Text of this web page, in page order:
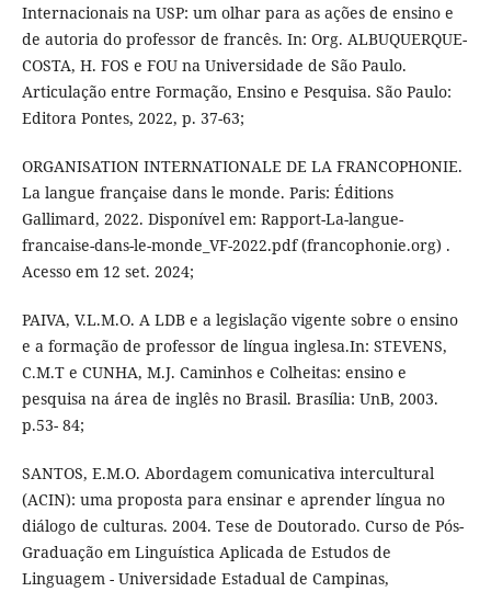
Internacionais na USP: um olhar para as ações de ensino e
de autoria do professor de francês. In: Org. ALBUQUERQUE-
COSTA, H. FOS e FOU na Universidade de São Paulo.
Articulação entre Formação, Ensino e Pesquisa. São Paulo:
Editora Pontes, 2022, p. 37-63;
ORGANISATION INTERNATIONALE DE LA FRANCOPHONIE.
La langue française dans le monde. Paris: Éditions
Gallimard, 2022. Disponível em: Rapport-La-langue-
francaise-dans-le-monde_VF-2022.pdf (francophonie.org) .
Acesso em 12 set. 2024;
PAIVA, V.L.M.O. A LDB e a legislação vigente sobre o ensino
e a formação de professor de língua inglesa.In: STEVENS,
C.M.T e CUNHA, M.J. Caminhos e Colheitas: ensino e
pesquisa na área de inglês no Brasil. Brasília: UnB, 2003.
p.53- 84;
SANTOS, E.M.O. Abordagem comunicativa intercultural
(ACIN): uma proposta para ensinar e aprender língua no
diálogo de culturas. 2004. Tese de Doutorado. Curso de Pós-
Graduação em Linguística Aplicada de Estudos de
Linguagem - Universidade Estadual de Campinas,